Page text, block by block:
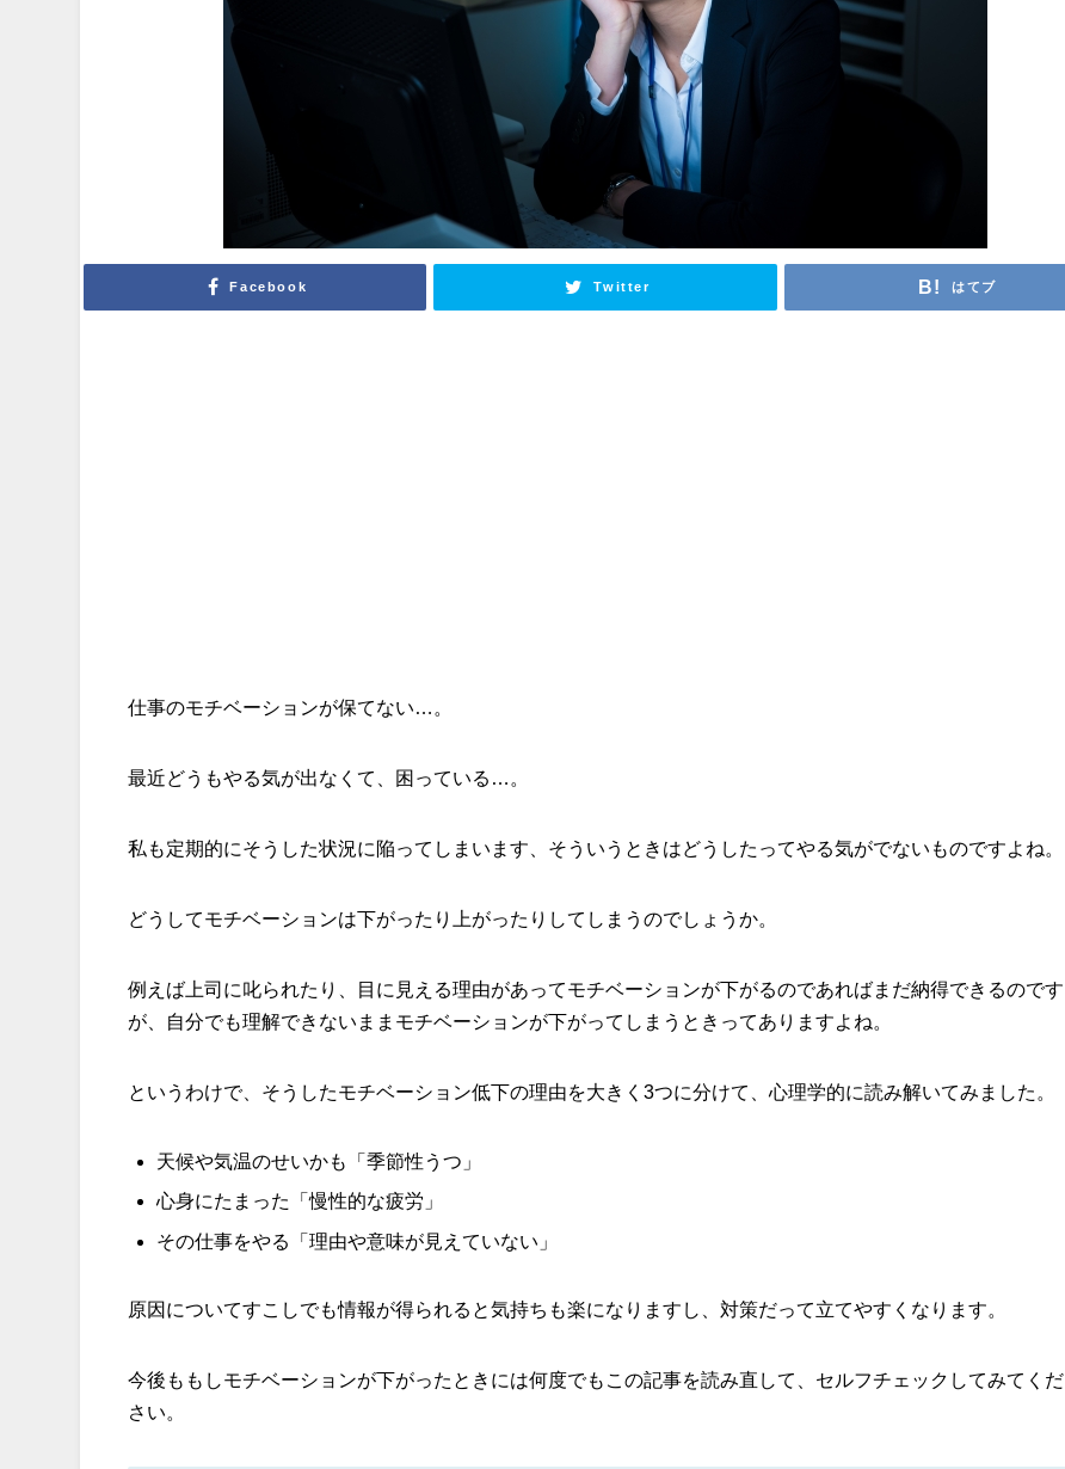
Facebook Twitter はてブ
仕事のモチベーションが保てない…。
最近どうもやる気が出なくて、困っている…。
私も定期的にそうした状況に陥ってしまいます、そういうときはどうしたってやる気がでないものですよね。
どうしてモチベーションは下がったり上がったりしてしまうのでしょうか。
例えば上司に叱られたり、目に見える理由があってモチベーションが下がるのであればまだ納得できるのです
が、自分でも理解できないままモチベーションが下がってしまうときってありますよね。
というわけで、そうしたモチベーション低下の理由を大きく3つに分けて、心理学的に読み解いてみました。
天候や気温のせいかも「季節性うつ」
心身にたまった「慢性的な疲労」
その仕事をやる「理由や意味が見えていない」
原因についてすこしでも情報が得られると気持ちも楽になりますし、対策だって立てやすくなります。
今後ももしモチベーションが下がったときには何度でもこの記事を読み直して、セルフチェックしてみてくだ
さい。